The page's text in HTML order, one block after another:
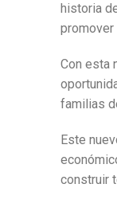
historia
promover
Con esta
familias
Este
construir